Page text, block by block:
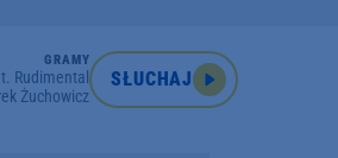
GRAMY
Rudimental
Żuchowicz
SŁUCHAJ